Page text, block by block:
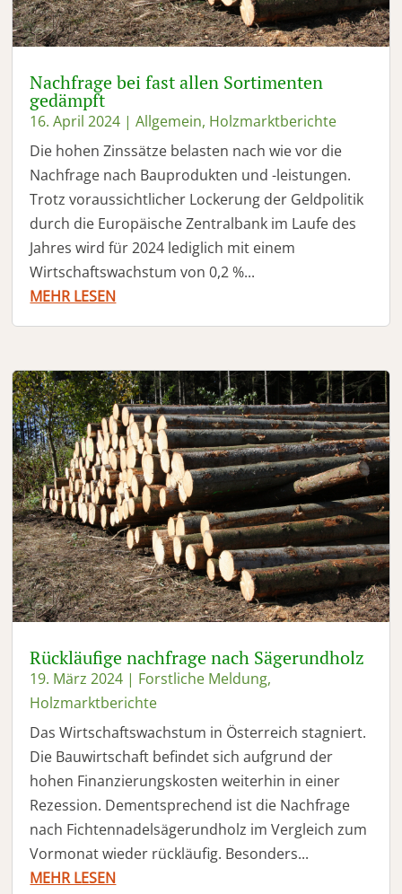
Nachfrage bei fast allen Sortimenten
gedämpft
16. April 2024 |Allgemein, Holzmarktberichte
Die hohen Zinssätze belasten nach wie vor die
Nachfrage nach Bauprodukten und -leistungen.
Trotz voraussichtlicher Lockerung der Geldpolitik
durch die Europäische Zentralbank im Laufe des
Jahres wird für 2024 lediglich mit einem
Wirtschaftswachstum von 0,2 %...
MEHR LESEN
Rückläufige nachfrage nach Sägerundholz
19. März 2024 | Forstliche Meldung,
Holzmarktberichte
Das Wirtschaftswachstum in Österreich stagniert.
Die Bauwirtschaft befindet sich aufgrund der
hohen Finanzierungskosten weiterhin in einer
Rezession. Dementsprechend ist die Nachfrage
nach Fichtennadelsägerundholz im Vergleich zum
Vormonat wieder rückläufig. Besonders...
MEHR LESEN